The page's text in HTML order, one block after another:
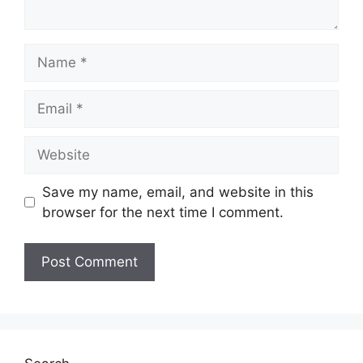
Save my name, email, and website in this
browser for the next time I comment.